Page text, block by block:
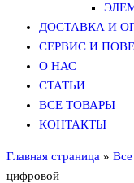
ДОСТАВКА И
СЕРВИС И
О НАС
СТАТЬИ
ВСЕ ТОВАРЫ
КОНТАКТЫ
Главная страница »
цифровой